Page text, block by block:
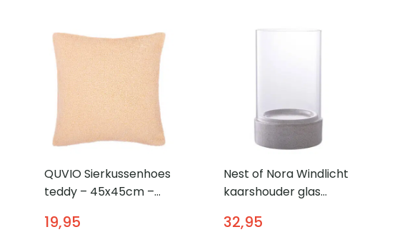
QUVIO Sierkussenhoes
teddy – 45x45cm –
19,95
Nest of Nora Windlicht
kaarshouder glas
32,95